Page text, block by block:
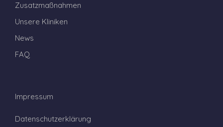
Zusatzmaßnahmen
Unsere Kliniken
News
FAQ
Impressum
Datenschutzerklärung